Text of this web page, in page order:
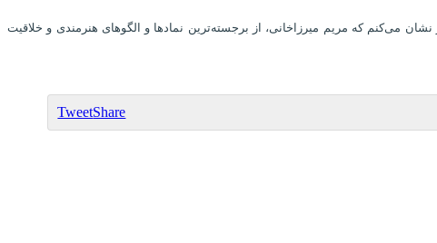
می‌کنم که مریم میرزاخانی، از برجسته‌ترین نمادها و الگوهای هنرمندی و خلاقیت
TweetShare